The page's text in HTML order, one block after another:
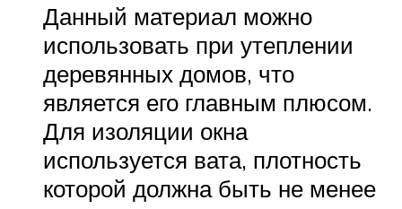
Данный материал можно
использовать при утеплении
деревянных домов, что
является его главным плюсом.
Для изоляции окна
используется вата, плотность
которой должна быть не менее